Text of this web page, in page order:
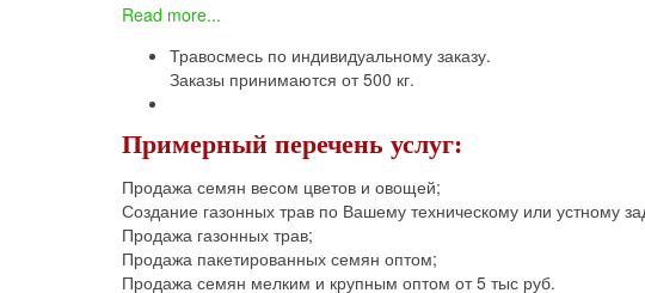
Read more...
Травосмесь по индивидуальному заказу.
Заказы принимаются от 500 кг.
Примерный перечень услуг:
Продажа семян весом цветов и овощей;
Создание газонных трав по Вашему техническому или устному
Продажа газонных трав;
Продажа пакетированных семян оптом;
Продажа семян мелким и крупным оптом от 5 тыс руб.